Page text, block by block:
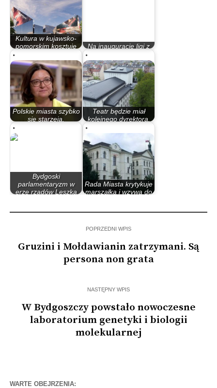
Kultura w kujawsko-
pomorskim kosztuje
Na inauguracje ligi z
Polskie miasta szybko
się starzeją.
Teatr będzie miał
kolejnego dyrektora.
Bydgoski
parlamentaryzm w
erze rządów Leszka
Rada Miasta krytykuje
marszałka i wzywa do
POPRZEDNI WPIS
Gruzini i Mołdawianin zatrzymani. Są
persona non grata
NASTĘPNY WPIS
W Bydgoszczy powstało nowoczesne
laboratorium genetyki i biologii
molekularnej
WARTE OBEJRZENIA: